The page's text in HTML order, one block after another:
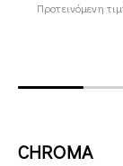
Προτεινόμενη
CHROMA